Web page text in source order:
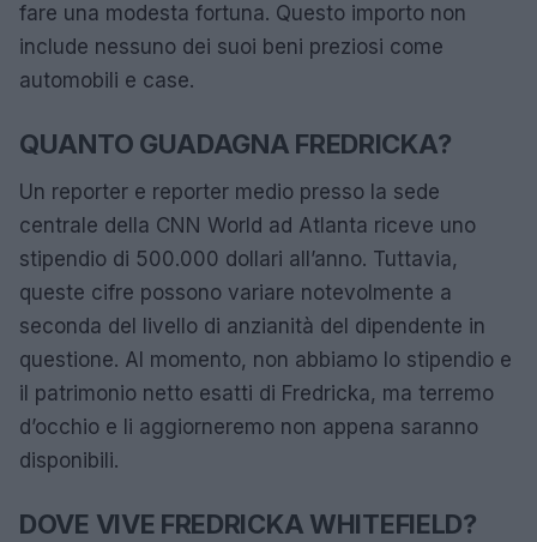
fare una modesta fortuna. Questo importo non
include nessuno dei suoi beni preziosi come
automobili e case.
QUANTO GUADAGNA FREDRICKA?
Un reporter e reporter medio presso la sede
centrale della CNN World ad Atlanta riceve uno
stipendio di 500.000 dollari all’anno. Tuttavia,
queste cifre possono variare notevolmente a
seconda del livello di anzianità del dipendente in
questione. Al momento, non abbiamo lo stipendio e
il patrimonio netto esatti di Fredricka, ma terremo
d’occhio e li aggiorneremo non appena saranno
disponibili.
DOVE VIVE FREDRICKA WHITEFIELD?